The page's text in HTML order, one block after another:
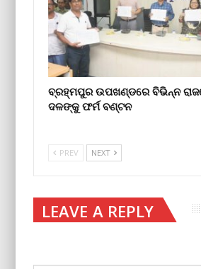
ବ୍ରହ୍ମପୁର ଉପଖଣ୍ଡରେ ବିଭିନ୍ନ
ଦଳଙ୍କୁ ଫର୍ମ ବଣ୍ଟନ
PREV NEXT
LEAVE A REPLY